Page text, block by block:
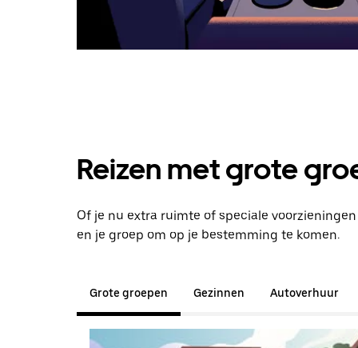
Reizen met grote
Of je nu extra ruimte of speciale
en je groep om op je bestemming te komen.
Grote groepen Gezinnen Autoverhuur